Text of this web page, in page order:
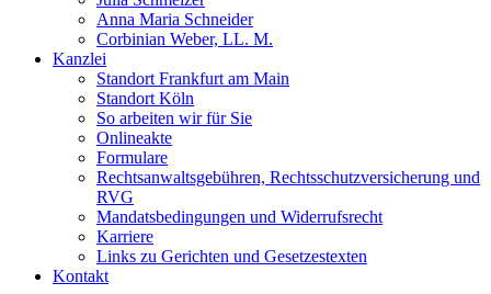
Anna Maria Schneider
Corbinian Weber, LL. M.
Kanzlei
Standort Frankfurt am Main
Standort Köln
So arbeiten wir für Sie
Onlineakte
Formulare
Rechtsanwaltsgebühren, Rechtsschutzversicherung und
RVG
Mandatsbedingungen und Widerrufsrecht
Karriere
Links zu Gerichten und Gesetzestexten
Kontakt